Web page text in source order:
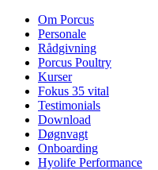
Om Porcus
Personale
Rådgivning
Porcus Poultry
Kurser
Fokus 35 vital
Testimonials
Download
Døgnvagt
Onboarding
Hyolife Performance